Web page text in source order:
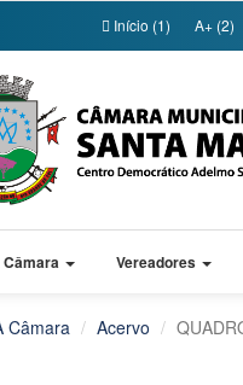
Início (1) A+ (2)
Câmara Vereadores
Câmara Acervo